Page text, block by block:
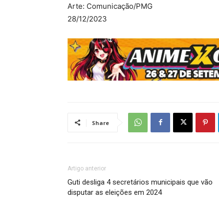
Arte: Comunicação/PMG
28/12/2023
Share
Artigo anterior
Guti desliga 4 secretários municipais que vão
disputar as eleições em 2024